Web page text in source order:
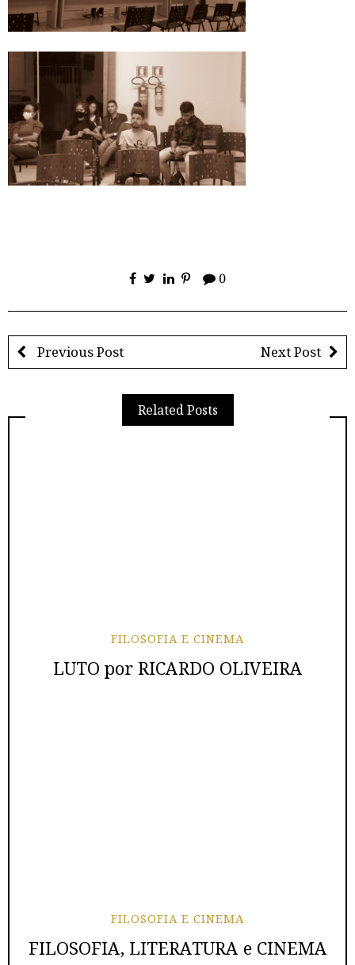
0
Previous Post Next Post
Related Posts
FILOSOFIA E CINEMA
LUTO por RICARDO OLIVEIRA
FILOSOFIA E CINEMA
FILOSOFIA, LITERATURA e CINEMA